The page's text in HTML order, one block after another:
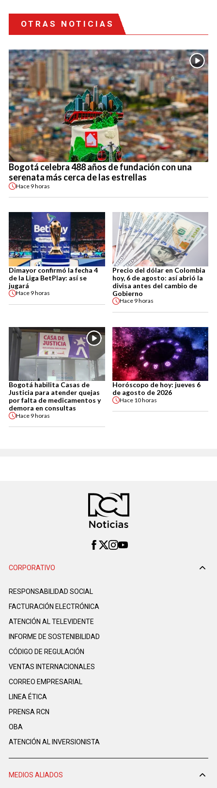
OTRAS NOTICIAS
Bogotá celebra 488 años de fundación con una
serenata más cerca de las estrellas
Hace 9 horas
Dimayor confirmó la fecha 4
de la Liga BetPlay: así se
jugará
Hace 9 horas
Precio del dólar en Colombia
hoy, 6 de agosto: así abrió la
divisa antes del cambio de
Gobierno
Hace 9 horas
Bogotá habilita Casas de
Justicia para atender quejas
por falta de medicamentos y
demora en consultas
Hace 9 horas
Horóscopo de hoy: jueves 6
de agosto de 2026
Hace 10 horas
CORPORATIVO
RESPONSABILIDAD SOCIAL
FACTURACIÓN ELECTRÓNICA
ATENCIÓN AL TELEVIDENTE
INFORME DE SOSTENIBILIDAD
CÓDIGO DE REGULACIÓN
VENTAS INTERNACIONALES
CORREO EMPRESARIAL
LINEA ÉTICA
PRENSA RCN
OBA
ATENCIÓN AL INVERSIONISTA
MEDIOS ALIADOS